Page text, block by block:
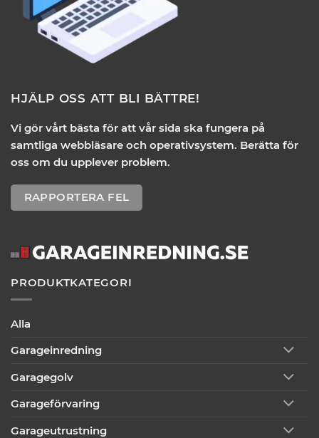
HJÄLP OSS ATT BLI BÄTTRE!
Vi gör vårt bästa för att vår sida ska fungera på
samtliga webbläsare och operativsystem. Berätta för
oss om du upplever problem.
RAPPORTERA FEL
PRODUKTKATEGORI
Alla
Garageinredning
Garagegolv
Garageförvaring
Garageutrustning